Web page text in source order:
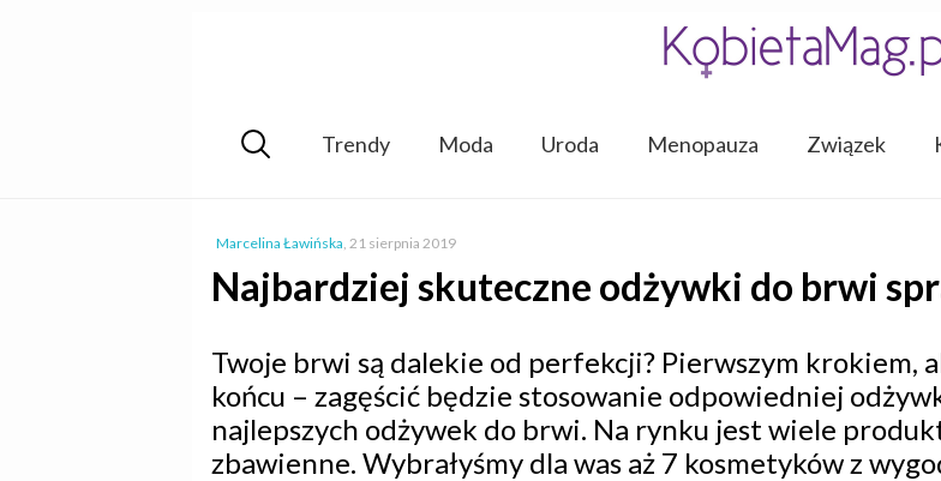
Trendy Moda Uroda Menopauza Związek
Marcelina Ławińska, 21 sierpnia 2019
Najbardziej skuteczne odżywki do brwi
Twoje brwi są dalekie od perfekcji? Pierwszym krokiem,
końcu – zagęścić będzie stosowanie odpowiedniej
najlepszych odżywek do brwi. Na rynku jest wiele
zbawienne. Wybrałyśmy dla was aż 7 kosmetyków z